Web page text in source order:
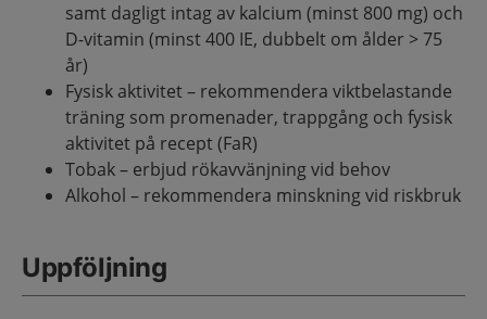
samt dagligt intag av kalcium (minst 800 mg) och
D-vitamin (minst 400 IE, dubbelt om ålder > 75
år)
Fysisk aktivitet – rekommendera viktbelastande
träning som promenader, trappgång och fysisk
aktivitet på recept (FaR)
Tobak – erbjud rökavvänjning vid behov
Alkohol – rekommendera minskning vid riskbruk
Uppföljning